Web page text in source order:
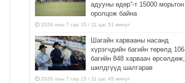
адууны өдөр”-т 15000 морьтон
оролцож байна
2026 оны 7 сар 15 / 11 цаг 51 минут
Шагайн харвааны насанд
хүрэгчдийн багийн төрөлд 106
багийн 848 харваач өрсөлдөж,
шилдгүүд шалгарав
2026 оны 7 сар 15 / 11 цаг 45 минут